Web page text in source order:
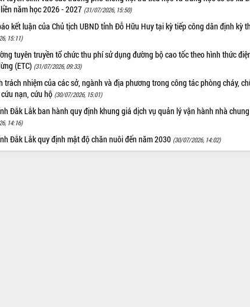
năm học 2026 - 2027 (31/07/2026, 15:50)
kết luận của Chủ tịch UBND tỉnh Đỗ Hữu Huy tại kỳ tiếp công dân định kỳ
15:11)
tuyên truyền tổ chức thu phí sử dụng đường bộ cao tốc theo hình thức
(ETC) (31/07/2026, 09:33)
trách nhiệm của các sở, ngành và địa phương trong công tác phòng cháy,
nạn, cứu hộ (30/07/2026, 15:01)
Đắk Lắk ban hành quy định khung giá dịch vụ quản lý vận hành nhà
14:16)
Đắk Lắk quy định mật độ chăn nuôi đến năm 2030 (30/07/2026, 14:02)